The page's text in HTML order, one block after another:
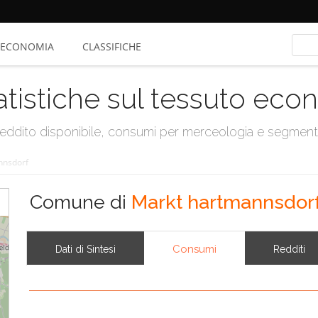
ECONOMIA CLASSIFICHE
sul tessuto
disponibile, consumi per merceologia e
Comune di Markt
Dati di Sintesi Consumi Redditi